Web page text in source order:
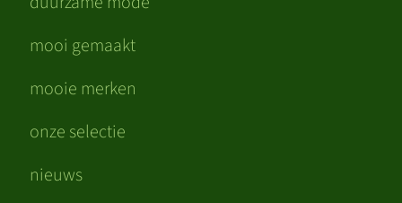
mooi gemaakt
mooie merken
onze selectie
nieuws